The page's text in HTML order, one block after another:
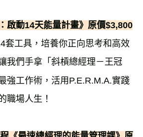
啟動14天能量計畫》原價$3,800
套工具，培養你正向思考和高效
我們手拿「斜槓總經理－王冠
強工作術，活用P.E.R.M.A.實踐
職場人生！